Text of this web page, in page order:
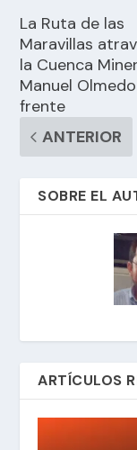
La Ruta de las
Maravillas
la Cuenca
Manuel
frente
ANTERIOR
SOBRE EL
ARTÍCULOS